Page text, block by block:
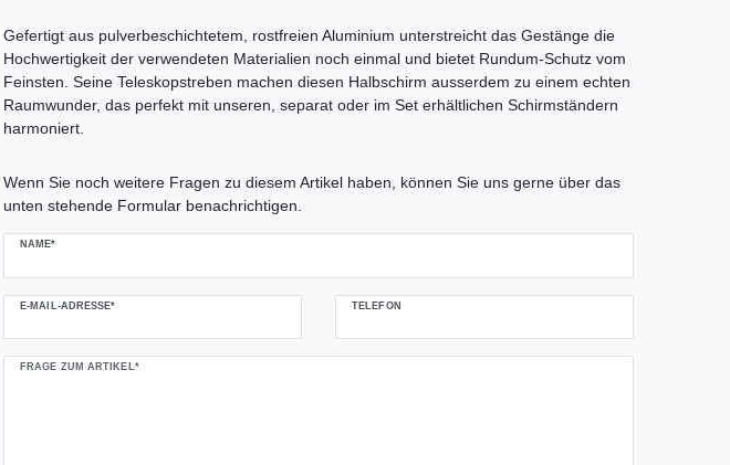
Gefertigt aus pulverbeschichtetem, rostfreien Aluminium unterstreicht das Gestänge die
Hochwertigkeit der verwendeten Materialien noch einmal und bietet Rundum-Schutz vom
Feinsten. Seine Teleskopstreben machen diesen Halbschirm ausserdem zu einem echten
Raumwunder, das perfekt mit unseren, separat oder im Set erhältlichen Schirmständern
harmoniert.
Wenn Sie noch weitere Fragen zu diesem Artikel haben, können Sie uns gerne über das
unten stehende Formular benachrichtigen.
NAME*
E-MAIL-ADRESSE* TELEFON
FRAGE ZUM ARTIKEL*